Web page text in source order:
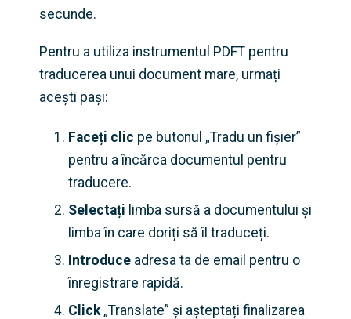
secunde.
Pentru a utiliza instrumentul PDFT pentru
traducerea unui document mare, urmați
acești pași:
Faceți clic pe butonul „Tradu un fișier”
pentru a încărca documentul pentru
traducere.
Selectați limba sursă a documentului și
limba în care doriți să îl traduceți.
Introduce adresa ta de email pentru o
înregistrare rapidă.
Click „Translate” și așteptați finalizarea